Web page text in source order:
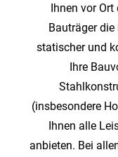
Ihnen vor
Bauträger
statischer und
Ihre
(insbesondere
Ihnen alle
anbieten. Bei